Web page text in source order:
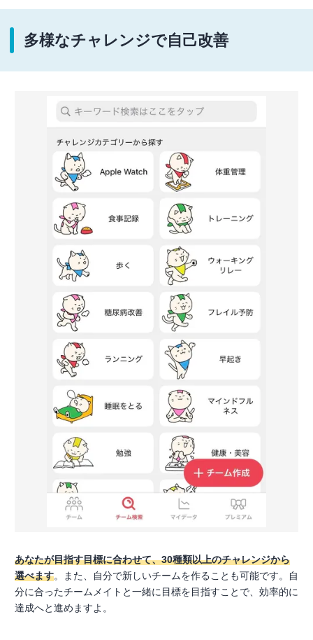
多様なチャレンジで自己改善
あなたが目指す目標に合わせて、30種類以上のチャレンジから
選べます。また、自分で新しいチームを作ることも可能です。自
分に合ったチームメイトと一緒に目標を目指すことで、効率的に
達成へと進めますよ。